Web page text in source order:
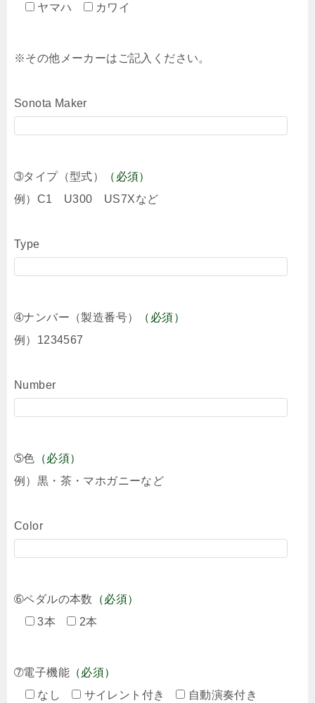
ヤマハ
カワイ
※その他メーカーはご記入ください。
Sonota Maker
➂タイプ（型式）
（必須）
例）C1 U300 US7Xなど
Type
➃ナンバー（製造番号）
（必須）
例）1234567
Number
➄色 （必須）
例）黒・茶・マホガニーなど
Color
➅ペダルの本数
（必須）
3本
2本
➆電子機能 （必須）
なし
サイレント付き 自動演奏付き